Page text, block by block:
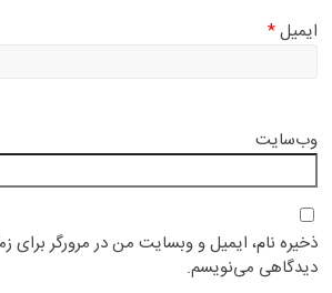
ایمیل*
وب‌سایت
ذخیره نام، ایمیل و وبسایت من در مرورگر برای
دیدگاهی می‌نویسم.